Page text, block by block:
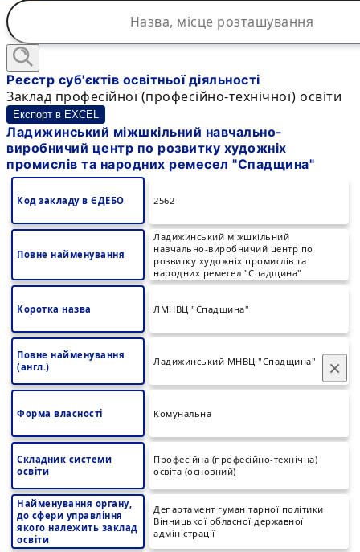
×
Реєстр суб'єктів освітньої діяльності
Заклад професійної (професійно-технічної) освіти
Експорт в EXCEL
Ладижинський міжшкільний навчально-
виробничий центр по розвитку художніх
промислів та народних ремесел "Спадщина"
Код закладу в ЄДЕБО 2562
Повне найменування
Ладижинський міжшкільний
навчально-виробничий центр по
розвитку художніх промислів та
народних ремесел "Спадщина"
Коротка назва ЛМНВЦ "Спадщина"
Повне найменування
(англ.)
Ладижинський МНВЦ "Спадщина"
Форма власності Комунальна
Складник системи
освіти
Професійна (професійно-технічна)
освіта (основний)
Найменування органу,
до сфери управління
якого належить заклад
освіти
Департамент гуманітарної політики
Вінницької обласної державної
адміністрації